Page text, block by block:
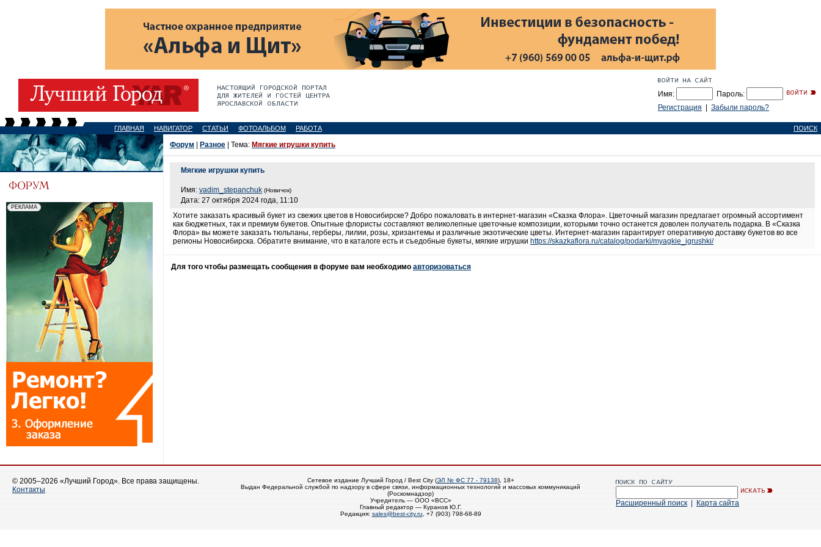
Имя:
Пароль:
Регистрация
Забыли пароль?
ГЛАВНАЯ НАВИГАТОР СТАТЬИ ФОТОАЛЬБОМ РАБОТА ПОИСК
Форум Разное | Тема: Мягкие игрушки купить
Мягкие игрушки купить
Имя: vadim_stepanchuk (Новичок)
Дата: 27 октября 2024 года, 11:10
Хотите заказать красивый букет из свежих цветов в Новосибирске? Добро пожаловать в интернет-магазин «Сказка Флора». Цветочный магазин предлагает огромный ассортимент
как бюджетных, так и премиум букетов. Опытные флористы составляют великолепные цветочные композиции, которыми точно останется доволен получатель подарка. В «Сказка
Флора» вы можете заказать тюльпаны, герберы, лилии, розы, хризантемы и различные экзотические цветы. Интернет-магазин гарантирует оперативную доставку букетов во все
регионы Новосибирска. Обратите внимание, что в каталоге есть и съедобные букеты, мягкие игрушки https://skazkaflora.ru/catalog/podarki/myagkie_igrushki/
Для того чтобы размещать сообщения в форуме вам необходимо авторизоваться
© 2005–2026 «Лучший Город». Все права защищены.
Контакты
Сетевое издание Лучший Город / Best City (ЭЛ № ФС 77 - 79138), 18+
Выдан Федеральной службой по надзору в сфере связи, информационных технологий и массовых коммуникаций
(Роскомнадзор)
Учредитель — ООО «ВСС»
Главный редактор — Куранов Ю.Г.
Редакция: sales@best-city.ru , +7 (903) 798-68-89
Расширенный поиск Карта сайта